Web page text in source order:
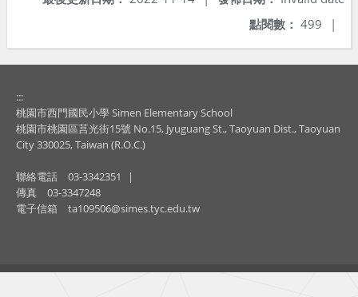
點閱數： 499 |
:::
桃園市西門國民小學 Simen Elementary School
桃園市桃園區莒光街15號 No.15, Jyuguang St., Taoyuan Dist., Taoyuan
City 330025, Taiwan (R.O.C.)
聯絡電話 03-3342351
|
傳真
03-3347248
電子信箱
ta109506@simes.tyc.edu.tw